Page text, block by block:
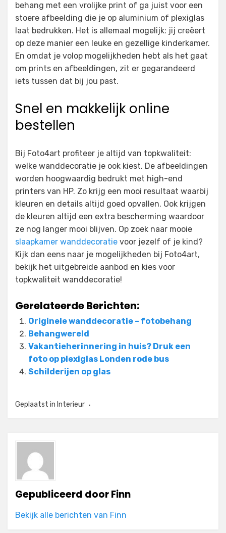
behang met een vrolijke print of ga juist voor een
stoere afbeelding die je op aluminium of plexiglas
laat bedrukken. Het is allemaal mogelijk: jij creëert
op deze manier een leuke en gezellige kinderkamer.
En omdat je volop mogelijkheden hebt als het gaat
om prints en afbeeldingen, zit er gegarandeerd
iets tussen dat bij jou past.
Snel en makkelijk online
bestellen
Bij Foto4art profiteer je altijd van topkwaliteit:
welke wanddecoratie je ook kiest. De afbeeldingen
worden hoogwaardig bedrukt met high-end
printers van HP. Zo krijg een mooi resultaat waarbij
kleuren en details altijd goed opvallen. Ook krijgen
de kleuren altijd een extra bescherming waardoor
ze nog langer mooi blijven. Op zoek naar mooie
slaapkamer wanddecoratie voor jezelf of je kind?
Kijk dan eens naar je mogelijkheden bij Foto4art,
bekijk het uitgebreide aanbod en kies voor
topkwaliteit wanddecoratie!
Gerelateerde Berichten:
Originele wanddecoratie – fotobehang
Behangwereld
Vakantieherinnering in huis? Druk een
foto op plexiglas Londen rode bus
Schilderijen op glas
Geplaatst in Interieur
Gepubliceerd doorFinn
Bekijk alle berichten van Finn